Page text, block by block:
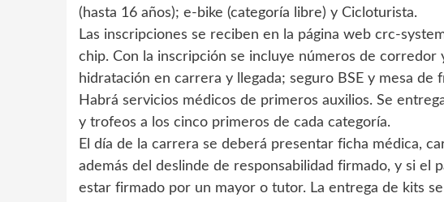
(hasta 16 años); e-bike (categoría libre) y Cicloturista.
Las inscripciones se reciben en la página web crc-
chip. Con la inscripción se incluye números de
hidratación en carrera y llegada; seguro BSE y mesa de
Habrá servicios médicos de primeros auxilios. Se
y trofeos a los cinco primeros de cada categoría.
El día de la carrera se deberá presentar ficha médica,
además del deslinde de responsabilidad firmado, y si el
estar firmado por un mayor o tutor. La entrega de kits